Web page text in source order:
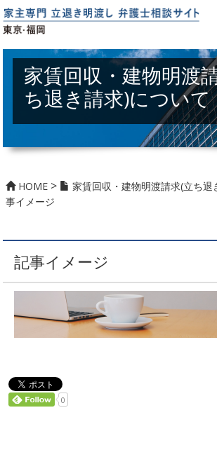
家賃回収・建物明渡
ち退き請求)について
HOME > 家賃回収・建物明渡請求(立ち退
事イメージ
記事イメージ
0